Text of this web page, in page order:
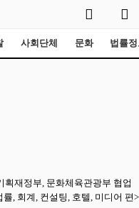
사회단체 문화 법률
재정부, 문화체육관광부 협업
, 회계, 컨설팅, 호텔, 미디어 편>